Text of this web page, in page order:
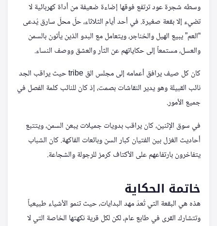
وسطه شجرة عود ترتفع فوقها إضاءة ضعيفة من أداة كهربائية لا
تضيء إلا بقعة صغيرة. في أحد أيام الثلاثاء، حلّ محلّ سارق يُدعى
“العم” يبيع الهيل والخناجر، ويتعامل مع البدو الذين يأتون بالسمن
والعسل، مستمعاً إلى حكاياتهم عن الثأر والعشق ووصف النساء.
كان كل صيف يرافق أعمامه إلى مجلس الق tribe حيث يراقب الجد
نائب القبيلة وهو يدير النقاشات بصمت، إذ كان للنائب كلمة الفصل في
جميع الأمور.
في سوق الإثنين، كان يراقب بدويات جميلات يبعن السمن، ويتتبع
أحاديث الغزل بين الفتيان كبار السن وبائعات الفاكهة. كان الشباب
يتفاخرون بارتفاعهم على الأكتاف كرمز للرجولة والشجاعة.
خاتمة الحكاية
هذه هي البقعة التي تُعدّ مهد البدايات، حيث تنمو الأشياء طبيعياً
وتتشارك القرى في طابع عام، لكن لكل قرية نكهتها الخاصة التي لا